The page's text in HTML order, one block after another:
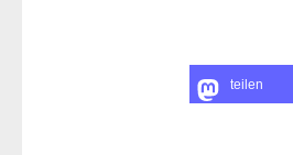
teilen